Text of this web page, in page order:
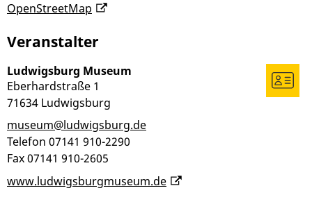
OpenStreetMap
Veranstalter
Ludwigsburg Museum
Eberhardstraße 1
71634 Ludwigsburg
museum@ludwigsburg.de
Telefon 07141 910-2290
Fax07141 910-2605
www.ludwigsburgmuseum.de